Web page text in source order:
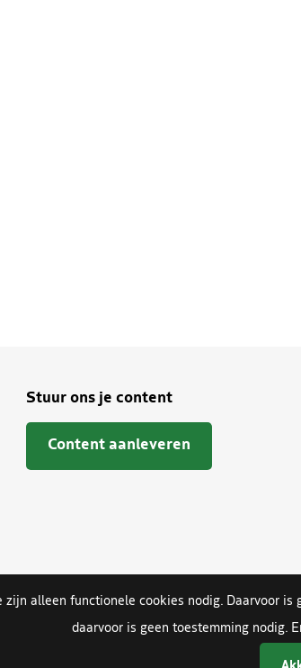
Stuur ons je content
Content aanleveren
alleen functionele cookies nodig. Daarvoor
daarvoor is geen toestemming nodig.